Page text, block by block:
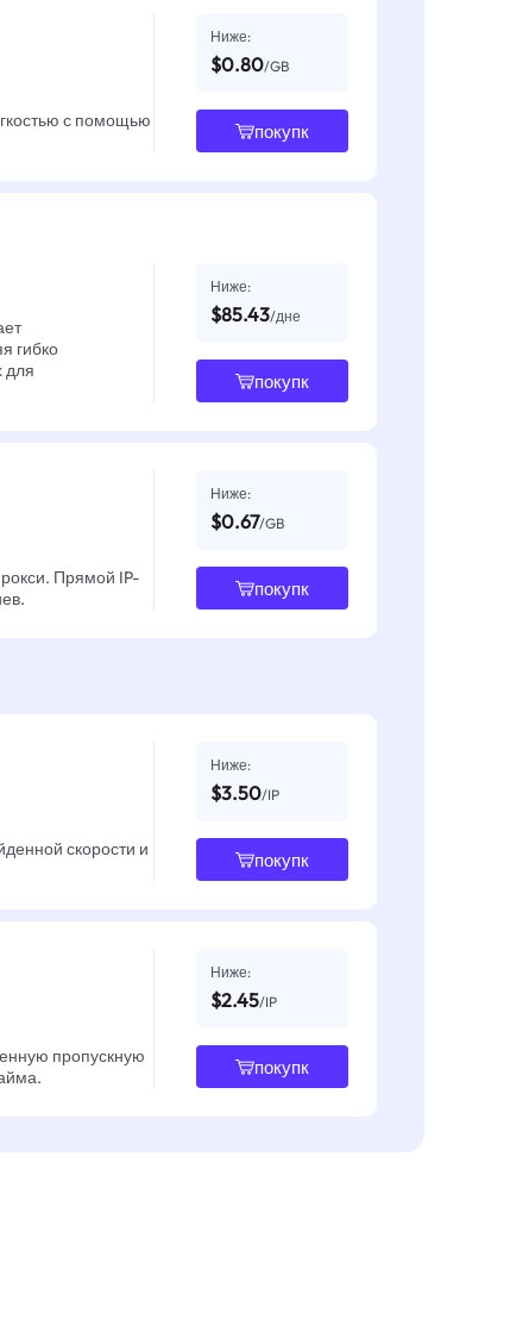
с помощью
Ниже:
$0.80/GB
покупк
гибко
для
Ниже:
$85.43/дне
покупк
Прямой IP-
Ниже:
$0.67/GB
покупк
скорости и
Ниже:
$3.50/IP
покупк
пропускную
Ниже:
$2.45/IP
покупк